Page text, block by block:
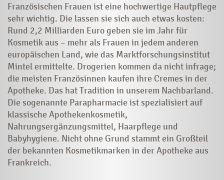
Französischen Frauen ist eine hochwertige Hautpflege
sehr wichtig. Die lassen sie sich auch etwas kosten:
Rund 2,2 Milliarden Euro geben sie im Jahr für
Kosmetik aus – mehr als Frauen in jedem anderen
europäischen Land, wie das Marktforschungsinstitut
Mintel ermittelte. Drogerien kommen da nicht infrage;
die meisten Französinnen kaufen ihre Cremes in der
Apotheke. Das hat Tradition in unserem Nachbarland.
Die sogenannte Parapharmacie ist spezialisiert auf
klassische Apothekenkosmetik,
Nahrungsergänzungsmittel, Haarpflege und
Babyhygiene. Nicht ohne Grund stammt ein Großteil
der bekannten Kosmetikmarken in der Apotheke aus
Frankreich.